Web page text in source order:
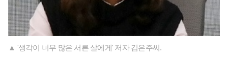
▲ '생각이 너무 많은 서른 살에게' 저자 김은주씨.